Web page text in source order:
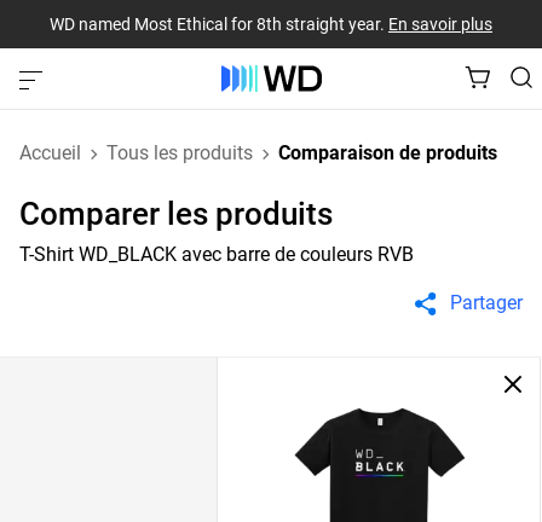
WD named Most Ethical for 8th straight year. En savoir plus
Accueil Tous les produits Comparaison de produits
Comparer les produits
T-Shirt WD_BLACK avec barre de couleurs RVB
Partager